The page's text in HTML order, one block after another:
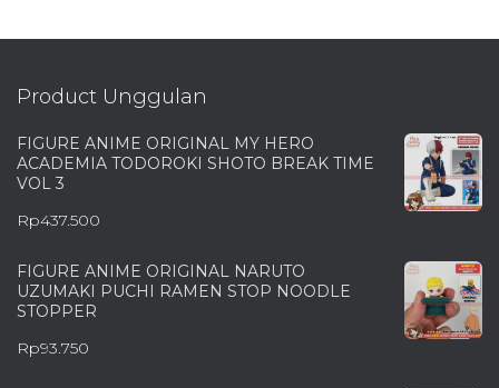
Product Unggulan
FIGURE ANIME ORIGINAL MY HERO
ACADEMIA TODOROKI SHOTO BREAK TIME
VOL 3
Rp437.500
FIGURE ANIME ORIGINAL NARUTO
UZUMAKI PUCHI RAMEN STOP NOODLE
STOPPER
Rp93.750